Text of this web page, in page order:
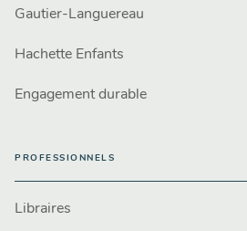
Gautier-Languereau
Hachette Enfants
Engagement durable
PROFESSIONNELS
Libraires